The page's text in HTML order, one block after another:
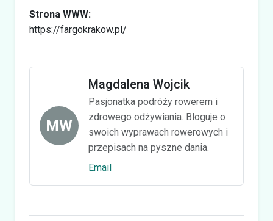
Strona WWW:
https://fargokrakow.pl/
MW
Magdalena Wojcik
Pasjonatka podróży rowerem i
zdrowego odżywiania. Bloguje o
swoich wyprawach rowerowych i
przepisach na pyszne dania.
Email